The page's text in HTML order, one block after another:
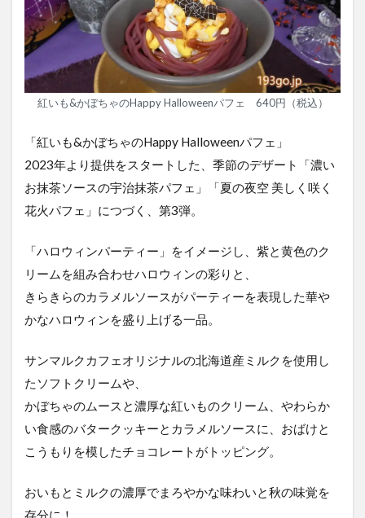
紅いも&かぼちゃのHappy Halloweenパフェ 640円（税込）
「紅いも&かぼちゃのHappy Halloweenパフェ」
2023年より提供をスタートした、季節のデザート「濃い
お抹茶ソースの宇治抹茶パフェ」「夏の夜空 美しく咲く
花火パフェ」につづく、第3弾。
「ハロウィンパーティー」をイメージし、紫と黄色のク
リームを組み合わせハロウィンの彩りと、
きらきらのカラメルソースがパーティーを表現した華や
かなハロウィンを盛り上げる一品。
サンマルクカフェオリジナルの北海道産ミルクを使用し
たソフトクリームや、
かぼちゃのムースと濃厚な紅いものクリーム、やわらか
い食感のバタークッキーとカラメルソースに、おばけと
こうもりを模したチョコレートがトッピング。
おいもとミルクの濃厚でまろやかな味わいと秋の味覚を
存分に！